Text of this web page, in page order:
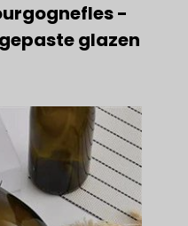
-
glazen